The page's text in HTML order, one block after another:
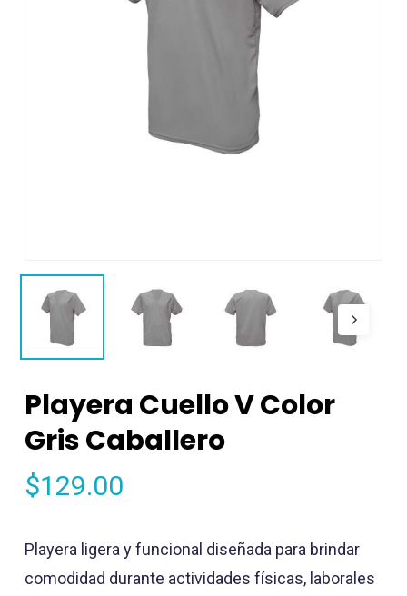
Playera Cuello V Color
Gris Caballero
$129.00
Playera ligera y funcional diseñada para brindar
comodidad durante actividades físicas, laborales